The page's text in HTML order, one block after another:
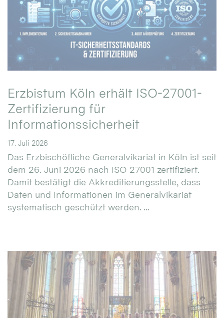
Erzbistum Köln erhält ISO-27001-
Zertifizierung für
Informationssicherheit
17. Juli 2026
Das Erzbischöfliche Generalvikariat in Köln ist seit
dem 26. Juni 2026 nach ISO 27001 zertifiziert.
Damit bestätigt die Akkreditierungsstelle, dass
Daten und Informationen im Generalvikariat
systematisch geschützt werden. ...